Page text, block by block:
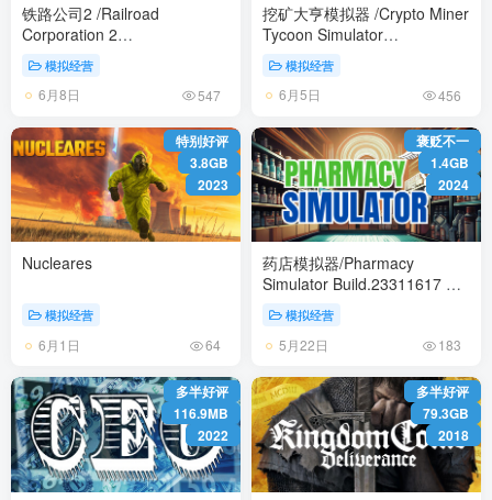
铁路公司2 /Railroad
Corporation 2
Build.23572449 免安装中文
版 模拟经营
6月8日 547
挖矿大亨模拟器 /Crypto Miner
Tycoon Simulator
模拟经营
6月5日 456
特别好评
3.8GB
2023
Nucleares
模拟经营
6月1日 64
褒贬不一
1.4GB
2024
药店模拟器/Pharmacy
Simulator Build.23311617 免
安装中文版
模拟经营
5月22日 183
多半好评
116.9MB
2022
多半好评
79.3GB
2018